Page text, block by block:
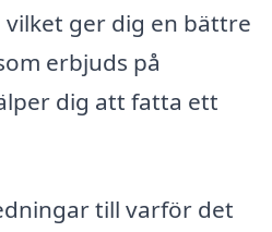
ger dig en bättre
erbjuds på
dig att fatta ett
till varför det